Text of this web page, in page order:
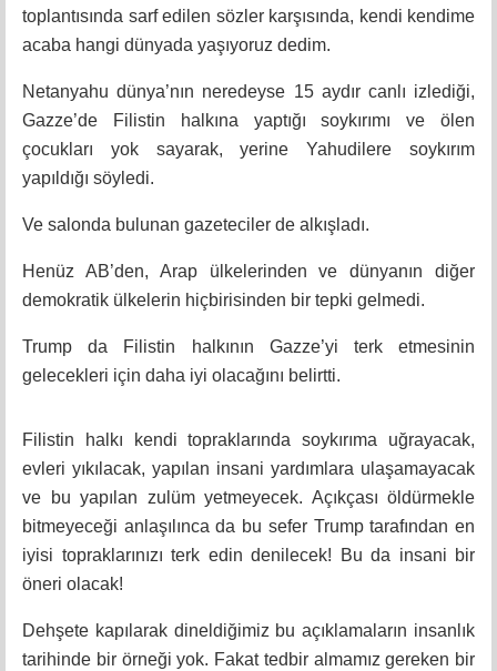
toplantısında sarf edilen sözler karşısında, kendi kendime
acaba hangi dünyada yaşıyoruz dedim.
Netanyahu dünya’nın neredeyse 15 aydır canlı izlediği,
Gazze’de Filistin halkına yaptığı soykırımı ve ölen
çocukları yok sayarak, yerine Yahudilere soykırım
yapıldığı söyledi.
Ve salonda bulunan gazeteciler de alkışladı.
Henüz AB’den, Arap ülkelerinden ve dünyanın diğer
demokratik ülkelerin hiçbirisinden bir tepki gelmedi.
Trump da Filistin halkının Gazze’yi terk etmesinin
gelecekleri için daha iyi olacağını belirtti.
Filistin halkı kendi topraklarında soykırıma uğrayacak,
evleri yıkılacak, yapılan insani yardımlara ulaşamayacak
ve bu yapılan zulüm yetmeyecek. Açıkçası öldürmekle
bitmeyeceği anlaşılınca da bu sefer Trump tarafından en
iyisi topraklarınızı terk edin denilecek! Bu da insani bir
öneri olacak!
Dehşete kapılarak dineldiğimiz bu açıklamaların insanlık
tarihinde bir örneği yok. Fakat tedbir almamız gereken bir